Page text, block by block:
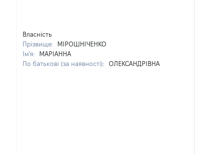
Власність
Прізвище:
МІРОШНІЧЕНКО
Ім'я:
МАРІАННА
По батькові (за наявності):
ОЛЕКСАНДРІВНА